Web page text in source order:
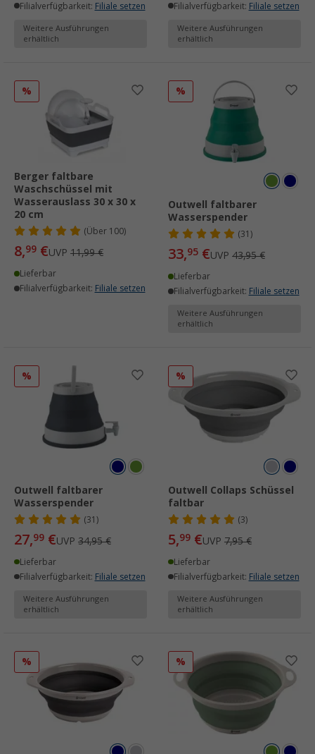
Filialverfügbarkeit: Filiale setzen
Weitere Ausführungen
erhältlich
Filialverfügbarkeit: Filiale setzen
Weitere Ausführungen
erhältlich
%
Berger faltbare
Waschschüssel mit
Wasserauslass 30 x 30 x
20 cm
(Über100)
8,99 €UVP 11,99 €
Lieferbar
Filialverfügbarkeit: Filiale setzen
%
Outwell faltbarer
Wasserspender
(31)
33,95 €UVP 43,95 €
Lieferbar
Filialverfügbarkeit: Filiale setzen
Weitere Ausführungen
erhältlich
%
Outwell faltbarer
Wasserspender
(31)
27,99 €UVP 34,95 €
Lieferbar
Filialverfügbarkeit: Filiale setzen
Weitere Ausführungen
erhältlich
%
Outwell Collaps Schüssel
faltbar
(3)
5,99 €UVP 7,95 €
Lieferbar
Filialverfügbarkeit: Filiale setzen
Weitere Ausführungen
erhältlich
% %